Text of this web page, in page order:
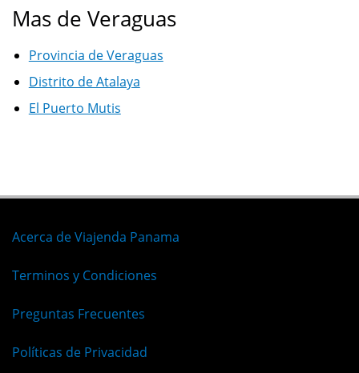
Mas de Veraguas
Provincia de Veraguas
Distrito de Atalaya
El Puerto Mutis
Acerca de Viajenda Panama
Terminos y Condiciones
Preguntas Frecuentes
Políticas de Privacidad